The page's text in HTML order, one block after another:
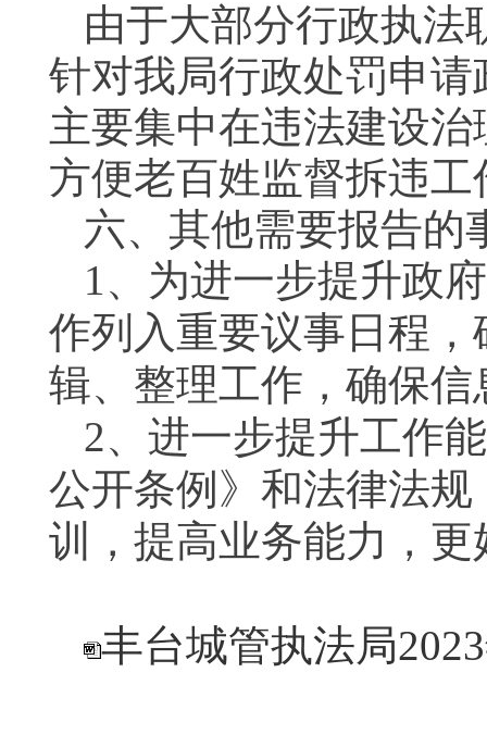
由于大部分行政执法
针对我局行政处罚申
主要集中在违法建设
方便老百姓监督拆违
六、其他需要报告的
1、 为进一步提升政
作列入重要议事日程
辑、整理工作，确保
2、进一步提升工作
公开条例》和法律法
训，提高业务能力，
丰台城管执法局